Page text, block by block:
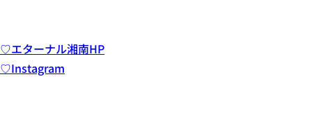
♡エターナル湘南HP
♡Instagram